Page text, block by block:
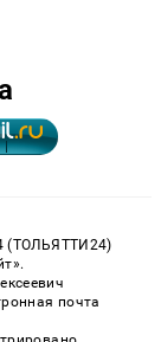
(ТОЛЬЯТТИ24)
почта